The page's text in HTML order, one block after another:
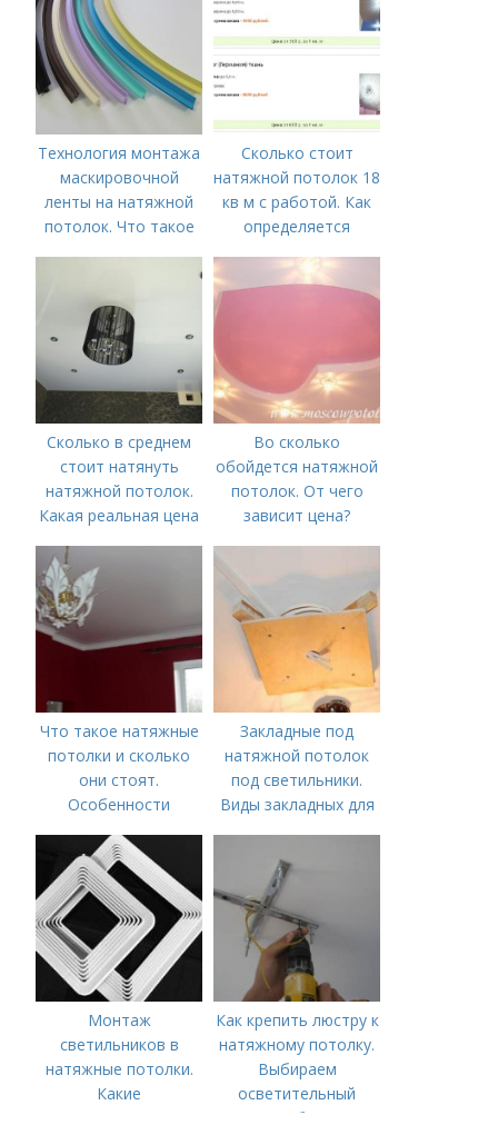
Технология монтажа
маскировочной
ленты на натяжной
потолок. Что такое
потолка?
Сколько стоит
натяжной потолок 18
кв м с работой. Как
определяется
Сколько в среднем
стоит натянуть
натяжной потолок.
Какая реальная цена
натяжных потолков в
Москве в 2019-2020
Во сколько
обойдется натяжной
потолок. От чего
зависит цена?
Что такое натяжные
потолки и сколько
они стоят.
Особенности
Закладные под
натяжной потолок
под светильники.
Виды закладных для
Монтаж
светильников в
натяжные потолки.
Какие
Как крепить люстру к
натяжному потолку.
Выбираем
осветительный
прибор